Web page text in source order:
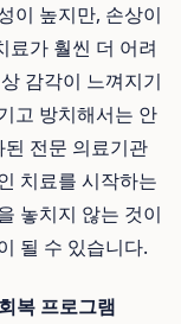
이 높지만, 손상이
료가 훨씬 더 어려
감각이 느껴지기
고 방치해서는 안
전문 의료기관
치료를 시작하는
놓치지 않는 것이
될 수 있습니다.
복 프로그램